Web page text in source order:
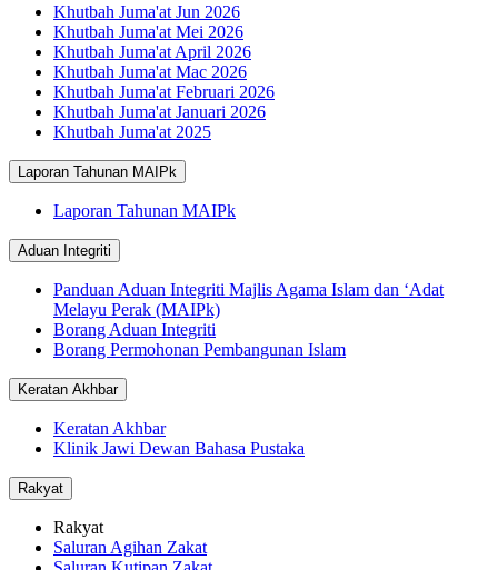
Khutbah Juma'at Jun 2026
Khutbah Juma'at Mei 2026
Khutbah Juma'at April 2026
Khutbah Juma'at Mac 2026
Khutbah Juma'at Februari 2026
Khutbah Juma'at Januari 2026
Khutbah Juma'at 2025
Laporan Tahunan MAIPk
Laporan Tahunan MAIPk
Aduan Integriti
Panduan Aduan Integriti Majlis Agama Islam dan ‘Adat
Melayu Perak (MAIPk)
Borang Aduan Integriti
Borang Permohonan Pembangunan Islam
Keratan Akhbar
Keratan Akhbar
Klinik Jawi Dewan Bahasa Pustaka
Rakyat
Rakyat
Saluran Agihan Zakat